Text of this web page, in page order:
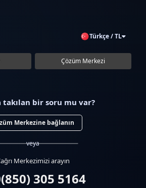
Türkçe / TL
Çözüm Merkezi
takılan bir soru mu var?
Merkezine bağlanın
veya
Merkezimizi arayın
305 5164